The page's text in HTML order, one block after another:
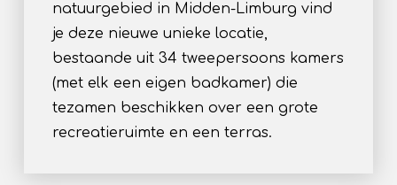
natuurgebied in Midden-Limburg vind
je deze nieuwe unieke locatie,
bestaande uit 34 tweepersoons kamers
(met elk een eigen badkamer) die
tezamen beschikken over een grote
recreatieruimte en een terras.